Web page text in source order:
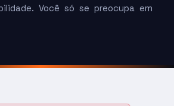
Você só se preocupa em